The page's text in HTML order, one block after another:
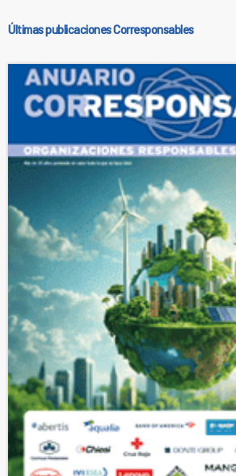
Últimas publicaciones Corresponsables